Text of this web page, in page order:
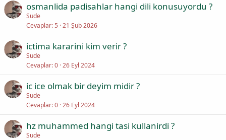
osmanlida padisahlar hangi dili konusuyordu ?
Sude
Cevaplar 5 21 Şub 2026
ictima kararini kim verir ?
Sude
Cevaplar 0 26 Eyl 2024
ic ice olmak bir deyim midir ?
Sude
Cevaplar 0 26 Eyl 2024
hz muhammed hangi tasi kullanirdi ?
Sude